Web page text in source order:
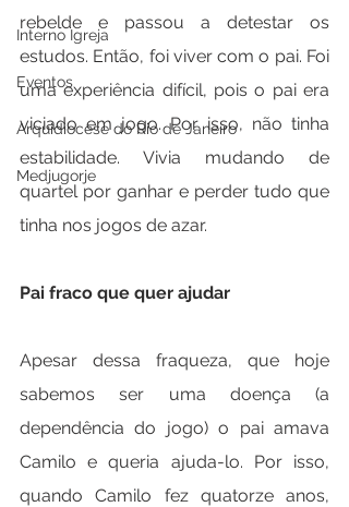
Interno Igreja
Eventos
Arquidiocese do Rio de Janeiro
Medjugorje
rebelde e passou a detestar os
estudos. Então, foi viver com o pai. Foi
uma experiência difícil, pois o pai era
viciado em jogo. Por isso, não tinha
estabilidade. Vivia mudando de
quartel por ganhar e perder tudo que
tinha nos jogos de azar.
Pai fraco que quer ajudar
Apesar dessa fraqueza, que hoje
sabemos ser uma doença (a
dependência do jogo) o pai amava
Camilo e queria ajuda-lo. Por isso,
quando Camilo fez quatorze anos,